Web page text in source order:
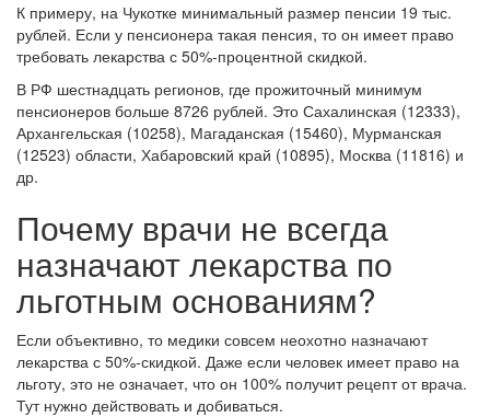
К примеру, на Чукотке минимальный размер пенсии 19 тыс.
рублей. Если у пенсионера такая пенсия, то он имеет право
требовать лекарства с 50%-процентной скидкой.
В РФ шестнадцать регионов, где прожиточный минимум
пенсионеров больше 8726 рублей. Это Сахалинская (12333),
Архангельская (10258), Магаданская (15460), Мурманская
(12523) области, Хабаровский край (10895), Москва (11816) и
др.
Почему врачи не всегда
назначают лекарства по
льготным основаниям?
Если объективно, то медики совсем неохотно назначают
лекарства с 50%-скидкой. Даже если человек имеет право на
льготу, это не означает, что он 100% получит рецепт от врача.
Тут нужно действовать и добиваться.